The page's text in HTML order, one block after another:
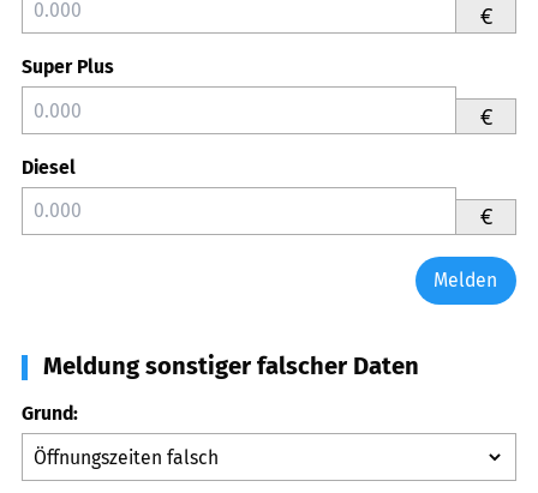
€
Super Plus
€
Diesel
€
Melden
Meldung sonstiger falscher Daten
Grund: